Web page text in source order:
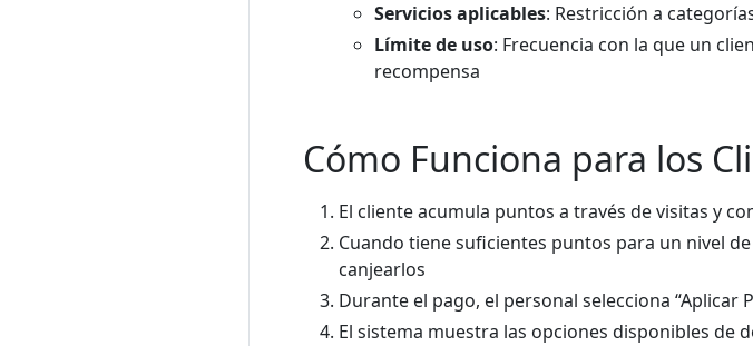
Servicios aplicables: Restricción a
Límite de uso: Frecuencia con la que un
recompensa
Cómo Funciona para los
El cliente acumula puntos a través de visitas y
Cuando tiene suficientes puntos para un nivel
canjearlos
Durante el pago, el personal selecciona “Aplicar
El sistema muestra las opciones disponibles de